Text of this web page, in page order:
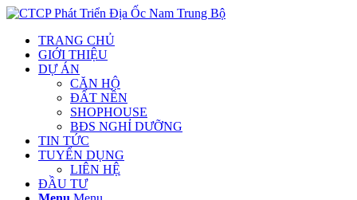
TRANG CHỦ
GIỚI THIỆU
DỰ ÁN
CĂN HỘ
ĐẤT NỀN
SHOPHOUSE
BĐS NGHỈ DƯỠNG
TIN TỨC
TUYỂN DỤNG
LIÊN HỆ
ĐẦU TƯ